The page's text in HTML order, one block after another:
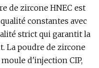
de zircone HNEC est
constantes avec
strict qui garantit la
La poudre de zircone
d'injection CIP,